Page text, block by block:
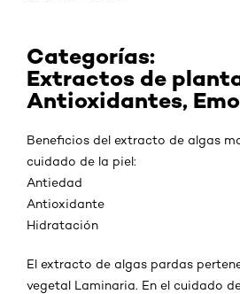
Categorías:
Extractos de
Antioxidantes,
Beneficios del extracto de algas
cuidado de la piel:
Antiedad
Antioxidante
Hidratación
El extracto de algas pardas
vegetal Laminaria. En el cuidado